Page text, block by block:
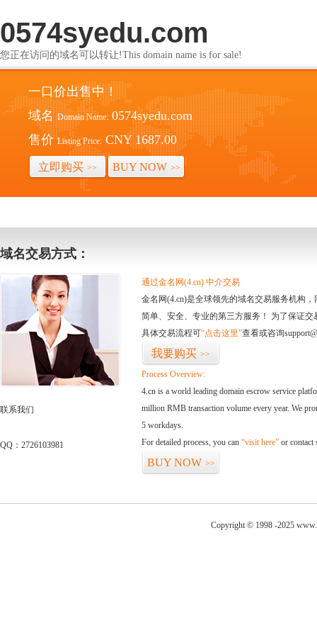
0574syedu.com
您正在访问的域名可以转让!This domain name is for sale!
一口价出售中！
域名 Domain Name: 0574syedu.com
售价 Listing Price: CNY 1687.00
立即购买 >> BUY NOW >>
域名交易方式：
联系我们
QQ：2726103981
通过金名网(4.cn) 中介交易
金名网(4.cn)是全球领先的域名交易服务机构
简单、安全、专业的第三方服务！ 为了保证
具体交易流程可“点击这里”查看或咨询
我要购买 >>
Process Overview:
4.cn is a world leading domain escrow service
million RMB transaction volume every year. We
5 workdays.
For detailed process, you can “visit here” or contact
BUY NOW >>
Copyright © 1998 -2025